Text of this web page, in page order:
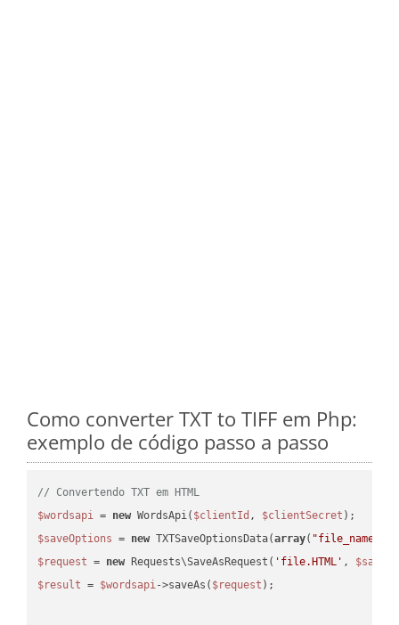
Como converter TXT to TIFF em Php:
exemplo de código passo a passo
// Convertendo TXT em HTML
$wordsapi = new WordsApi( $clientId , $clientSecret
$saveOptions = new TXTSaveOptionsData(array( "file_name"
$request = new Requests\SaveAsRequest( 'file.HTML' ,
$result = $wordsapi->saveAs( $request );